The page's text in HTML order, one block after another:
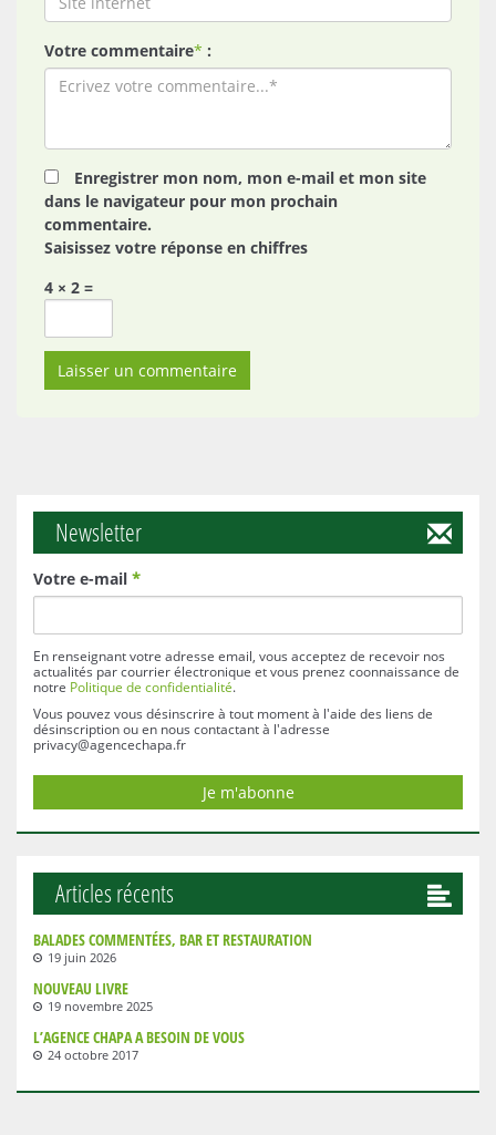
Votre commentaire* :
Enregistrer mon nom, mon e-mail et mon site
dans le navigateur pour mon prochain
commentaire.
Saisissez votre réponse en chiffres
4 × 2 =
Newsletter
Votre e-mail *
En renseignant votre adresse email, vous acceptez de recevoir nos
actualités par courrier électronique et vous prenez coonnaissance de
notre Politique de confidentialité.
Vous pouvez vous désinscrire à tout moment à l'aide des liens de
désinscription ou en nous contactant à l'adresse
privacy@agencechapa.fr
Articles récents
BALADES COMMENTÉES, BAR ET RESTAURATION
19 juin 2026
NOUVEAU LIVRE
19 novembre 2025
L’AGENCE CHAPA A BESOIN DE VOUS
24 octobre 2017